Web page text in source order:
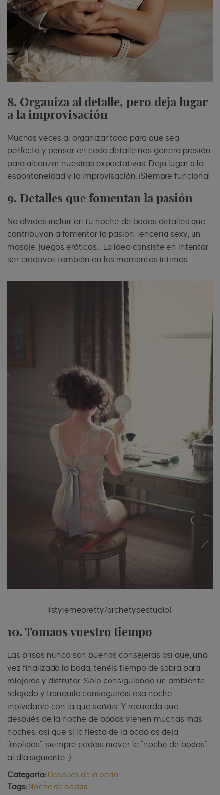
8. Organiza al detalle, pero deja lugar
a la improvisación
Muchas veces al organizar todo para que sea
perfecto y pensar en cada detalle nos genera presión
para alcanzar nuestras expectativas. Deja lugar a la
espontaneidad y la improvisación. ¡Siempre funciona!
9. Detalles que fomentan la pasión
No olvides incluir en tu noche de bodas detalles que
contribuyan a fomentar la pasión: lencería sexy, un
masaje, juegos eróticos… La idea consiste en intentar
ser creativos también en los momentos íntimos.
(stylemepretty/archetypestudio)
10. Tomaos vuestro tiempo
Las prisas nunca son buenas consejeras así que, una
vez finalizada la boda, tenéis tiempo de sobra para
relajaros y disfrutar. Sólo consiguiendo un ambiente
relajado y tranquilo conseguiréis esa noche
inolvidable con la que soñáis. Y recuerda que
después de la noche de bodas vienen muchas más
noches, así que si la fiesta de la boda os deja
"molidos", siempre podéis mover la "noche de bodas"
al día siguiente ;)
Categoría: Después de la boda
Tags: Noche de bodas